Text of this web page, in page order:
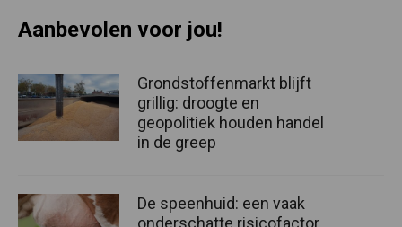
Aanbevolen voor jou!
Grondstoffenmarkt blijft
grillig: droogte en
geopolitiek houden handel
in de greep
De speenhuid: een vaak
onderschatte risicofactor